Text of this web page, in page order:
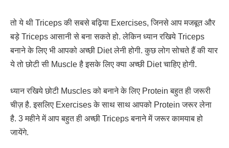
तो ये थी Triceps की सबसे बढ़िया Exercises, जिनसे आप मजबूत और
बड़े Triceps आसानी से बना सकते हो. लेकिन ध्यान रखिये Triceps
बनाने के लिए भी आपको अच्छी Diet लेनी होगी. कुछ लोग सोचते हैं की यार
ये तो छोटी सी Muscle है इसके लिए क्या अच्छी Diet चाहिए होगी.
ध्यान रखिये छोटी Muscles को बनाने के लिए Protein बहुत ही जरूरी
चीज़ है. इसलिए Exercises के साथ साथ आपको Protein जरूर लेना
है. 3 महीने में आप बहुत ही अच्छी Triceps बनाने में जरूर कामयाब हो
जायेंगे.